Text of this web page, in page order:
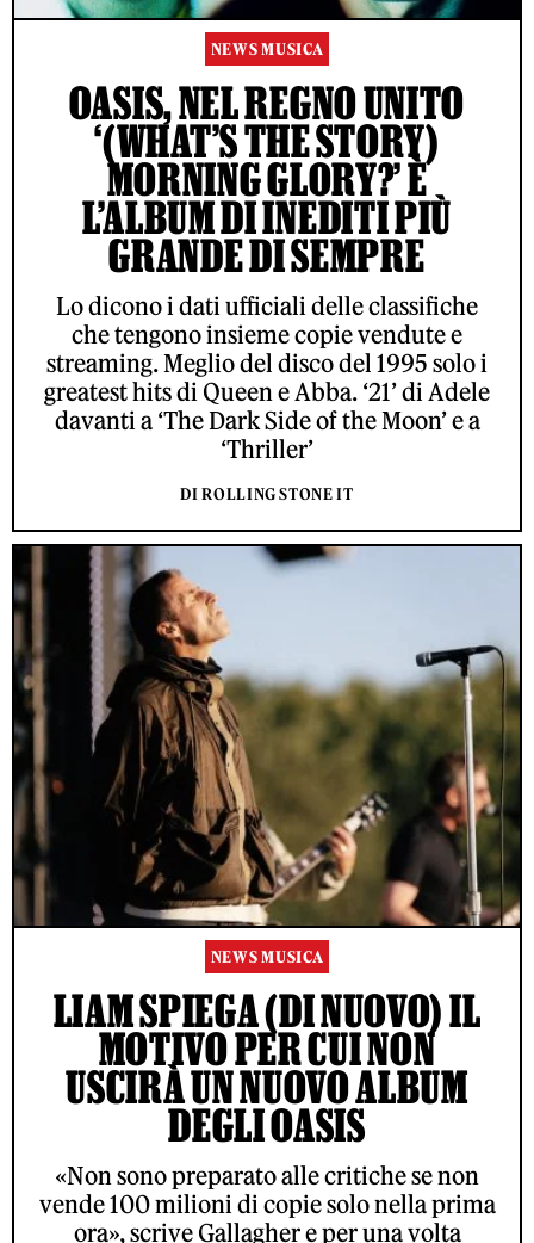
NEWS MUSICA
OASIS, NEL REGNO UNITO
‘(WHAT’S THE STORY)
MORNING GLORY?’ È
L’ALBUM DI INEDITI PIÙ
GRANDE DI SEMPRE
Lo dicono i dati ufficiali delle classifiche
che tengono insieme copie vendute e
streaming. Meglio del disco del 1995 solo i
greatest hits di Queen e Abba. ‘21’ di Adele
davanti a ‘The Dark Side of the Moon’ e a
‘Thriller’
DI ROLLING STONE IT
NEWS MUSICA
LIAM SPIEGA (DI NUOVO) IL
MOTIVO PER CUI NON
USCIRÀ UN NUOVO ALBUM
DEGLI OASIS
«Non sono preparato alle critiche se non
vende 100 milioni di copie solo nella prima
ora», scrive Gallagher e per una volta